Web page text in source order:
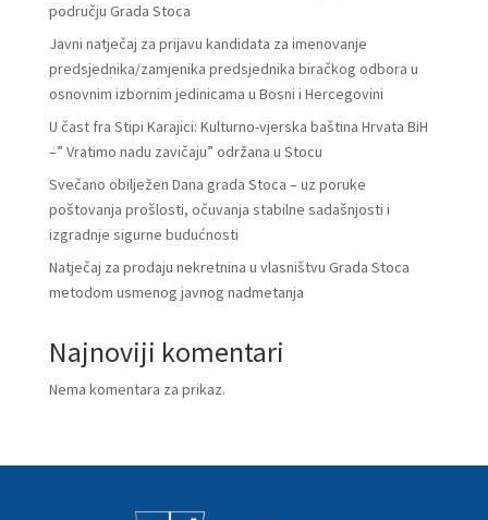
području Grada Stoca
Javni natječaj za prijavu kandidata za imenovanje
predsjednika/zamjenika predsjednika biračkog odbora u
osnovnim izbornim jedinicama u Bosni i Hercegovini
U čast fra Stipi Karajici: Kulturno-vjerska baština Hrvata BiH
–” Vratimo nadu zavičaju” održana u Stocu
Svečano obilježen Dana grada Stoca – uz poruke
poštovanja prošlosti, očuvanja stabilne sadašnjosti i
izgradnje sigurne budućnosti
Natječaj za prodaju nekretnina u vlasništvu Grada Stoca
metodom usmenog javnog nadmetanja
Najnoviji komentari
Nema komentara za prikaz.